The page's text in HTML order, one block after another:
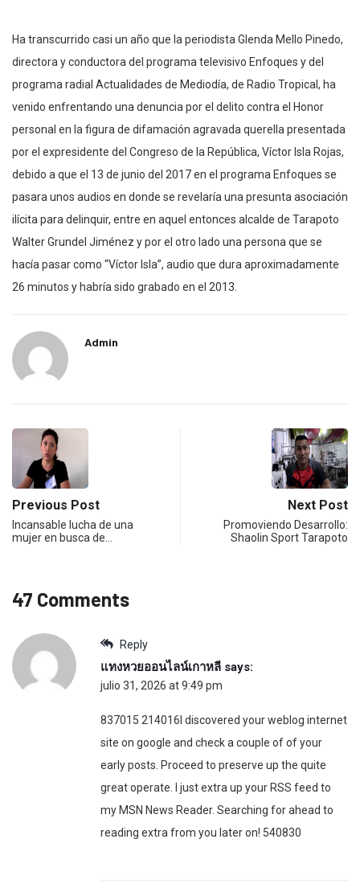
Ha transcurrido casi un año que la periodista Glenda Mello Pinedo,
directora y conductora del programa televisivo Enfoques y del
programa radial Actualidades de Mediodía, de Radio Tropical, ha
venido enfrentando una denuncia por el delito contra el Honor
personal en la figura de difamación agravada querella presentada
por el expresidente del Congreso de la República, Víctor Isla Rojas,
debido a que el 13 de junio del 2017 en el programa Enfoques se
pasara unos audios en donde se revelaría una presunta asociación
ilícita para delinquir, entre en aquel entonces alcalde de Tarapoto
Walter Grundel Jiménez y por el otro lado una persona que se
hacía pasar como “Víctor Isla”, audio que dura aproximadamente
26 minutos y habría sido grabado en el 2013.
Admin
Previous Post
Incansable lucha de una
mujer en busca de…
Next Post
Promoviendo Desarrollo:
Shaolin Sport Tarapoto
47 Comments
Reply
แทงหวยออนไลน์เกาหลี says:
julio 31, 2026 at 9:49 pm
837015 214016I discovered your weblog internet
site on google and check a couple of of your
early posts. Proceed to preserve up the quite
great operate. I just extra up your RSS feed to
my MSN News Reader. Searching for ahead to
reading extra from you later on! 540830